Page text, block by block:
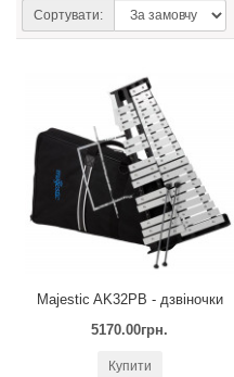
Сортувати:
Majestic AK32PB - дзвіночки
5170.00грн.
Купити